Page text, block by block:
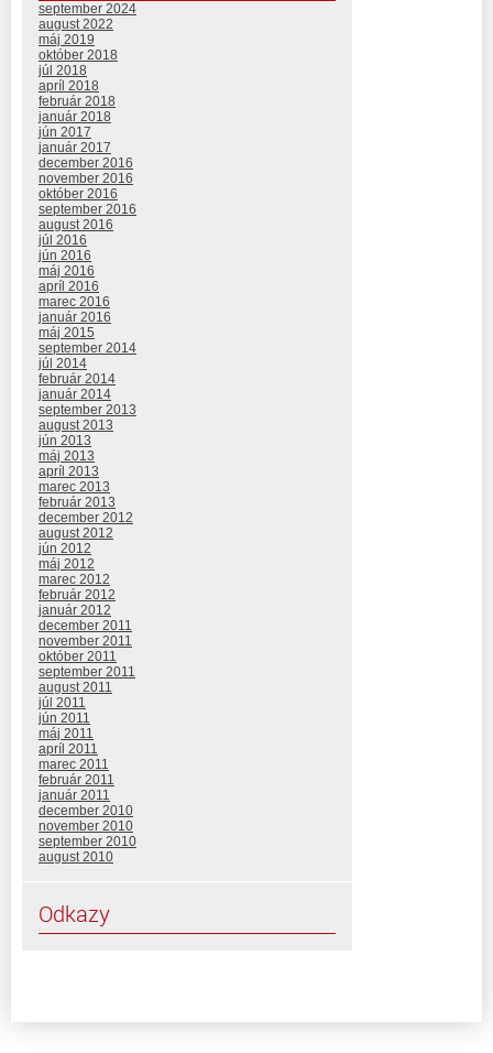
september 2024
august 2022
máj 2019
október 2018
júl 2018
apríl 2018
február 2018
január 2018
jún 2017
január 2017
december 2016
november 2016
október 2016
september 2016
august 2016
júl 2016
jún 2016
máj 2016
apríl 2016
marec 2016
január 2016
máj 2015
september 2014
júl 2014
február 2014
január 2014
september 2013
august 2013
jún 2013
máj 2013
apríl 2013
marec 2013
február 2013
december 2012
august 2012
jún 2012
máj 2012
marec 2012
február 2012
január 2012
december 2011
november 2011
október 2011
september 2011
august 2011
júl 2011
jún 2011
máj 2011
apríl 2011
marec 2011
február 2011
január 2011
december 2010
november 2010
september 2010
august 2010
Odkazy